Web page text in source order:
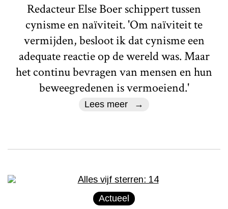
Redacteur Else Boer schippert tussen
cynisme en naïviteit. 'Om naïviteit te
vermijden, besloot ik dat cynisme een
adequate reactie op de wereld was. Maar
het continu bevragen van mensen en hun
beweegredenen is vermoeiend.'
Lees meer
Actueel